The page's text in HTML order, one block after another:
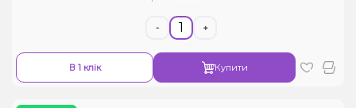
- +
В 1 клік Купити